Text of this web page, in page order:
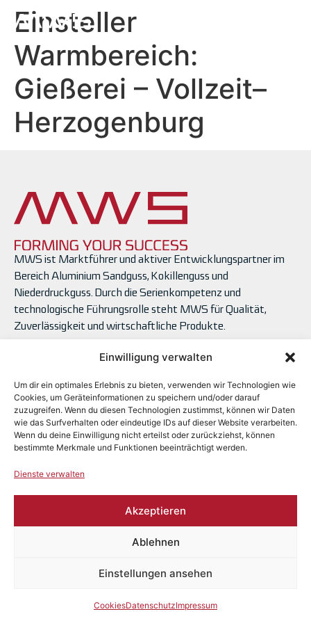
Einwilligung verwalten
Um dir ein optimales Erlebnis zu bieten, verwenden wir Technologien wie
Cookies, um Geräteinformationen zu speichern und/oder darauf
zuzugreifen. Wenn du diesen Technologien zustimmst, können wir Daten
wie das Surfverhalten oder eindeutige IDs auf dieser Website verarbeiten.
Wenn du deine Einwilligung nicht erteilst oder zurückziehst, können
bestimmte Merkmale und Funktionen beeinträchtigt werden.
Dienste verwalten
Akzeptieren
Ablehnen
Einstellungen ansehen
CookiesDatenschutzImpressum
springen
Einsteller
Warmbereich:
Gießerei – Vollzeit–
Herzogenburg
MWS ist Marktführer und aktiver Entwicklungspartner im
Bereich Aluminium Sandguss, Kokillenguss und
Niederdruckguss. Durch die Serienkompetenz und
technologische Führungsrolle steht MWS für Qualität,
Zuverlässigkeit und wirtschaftliche Produkte.
Klagenfurt
Herzogenburg
Ternberg
Hlinik nad Hronom
Impressum
Hinweisgeber
Copyright © MWS.
All rights reserved.